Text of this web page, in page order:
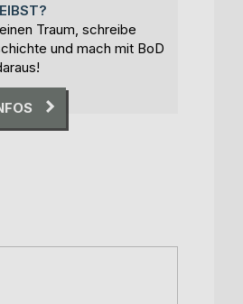
Traum, schreibe
und mach mit BoD